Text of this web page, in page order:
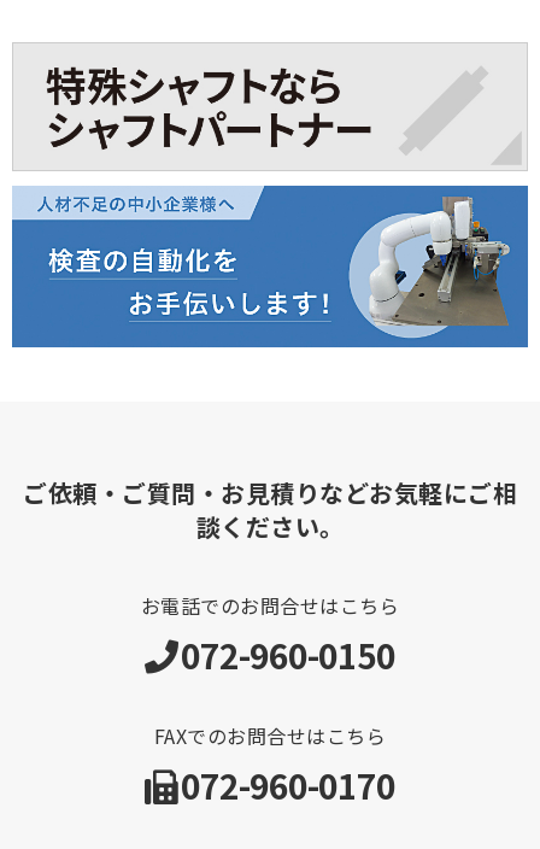
ご依頼・ご質問・お見積りなどお気軽にご相
談ください。
お電話でのお問合せはこちら
072-960-0150
FAXでのお問合せはこちら
072-960-0170